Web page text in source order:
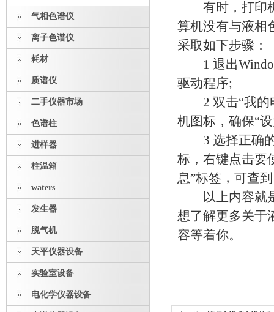
气相色谱仪
离子色谱仪
耗材
质谱仪
二手仪器市场
色谱柱
进样器
柱温箱
waters
发生器
脱气机
天平仪器设备
实验室设备
电化学仪器设备
有时，打印机
算机没有与液相
采取如下步骤：
1 退出
驱动程序;
2 双击“我的电
机图标，确保“
3 选择正确的
标，右键点击要
息”标签，可查
以上内容就
想了解更多关于
容等着你。